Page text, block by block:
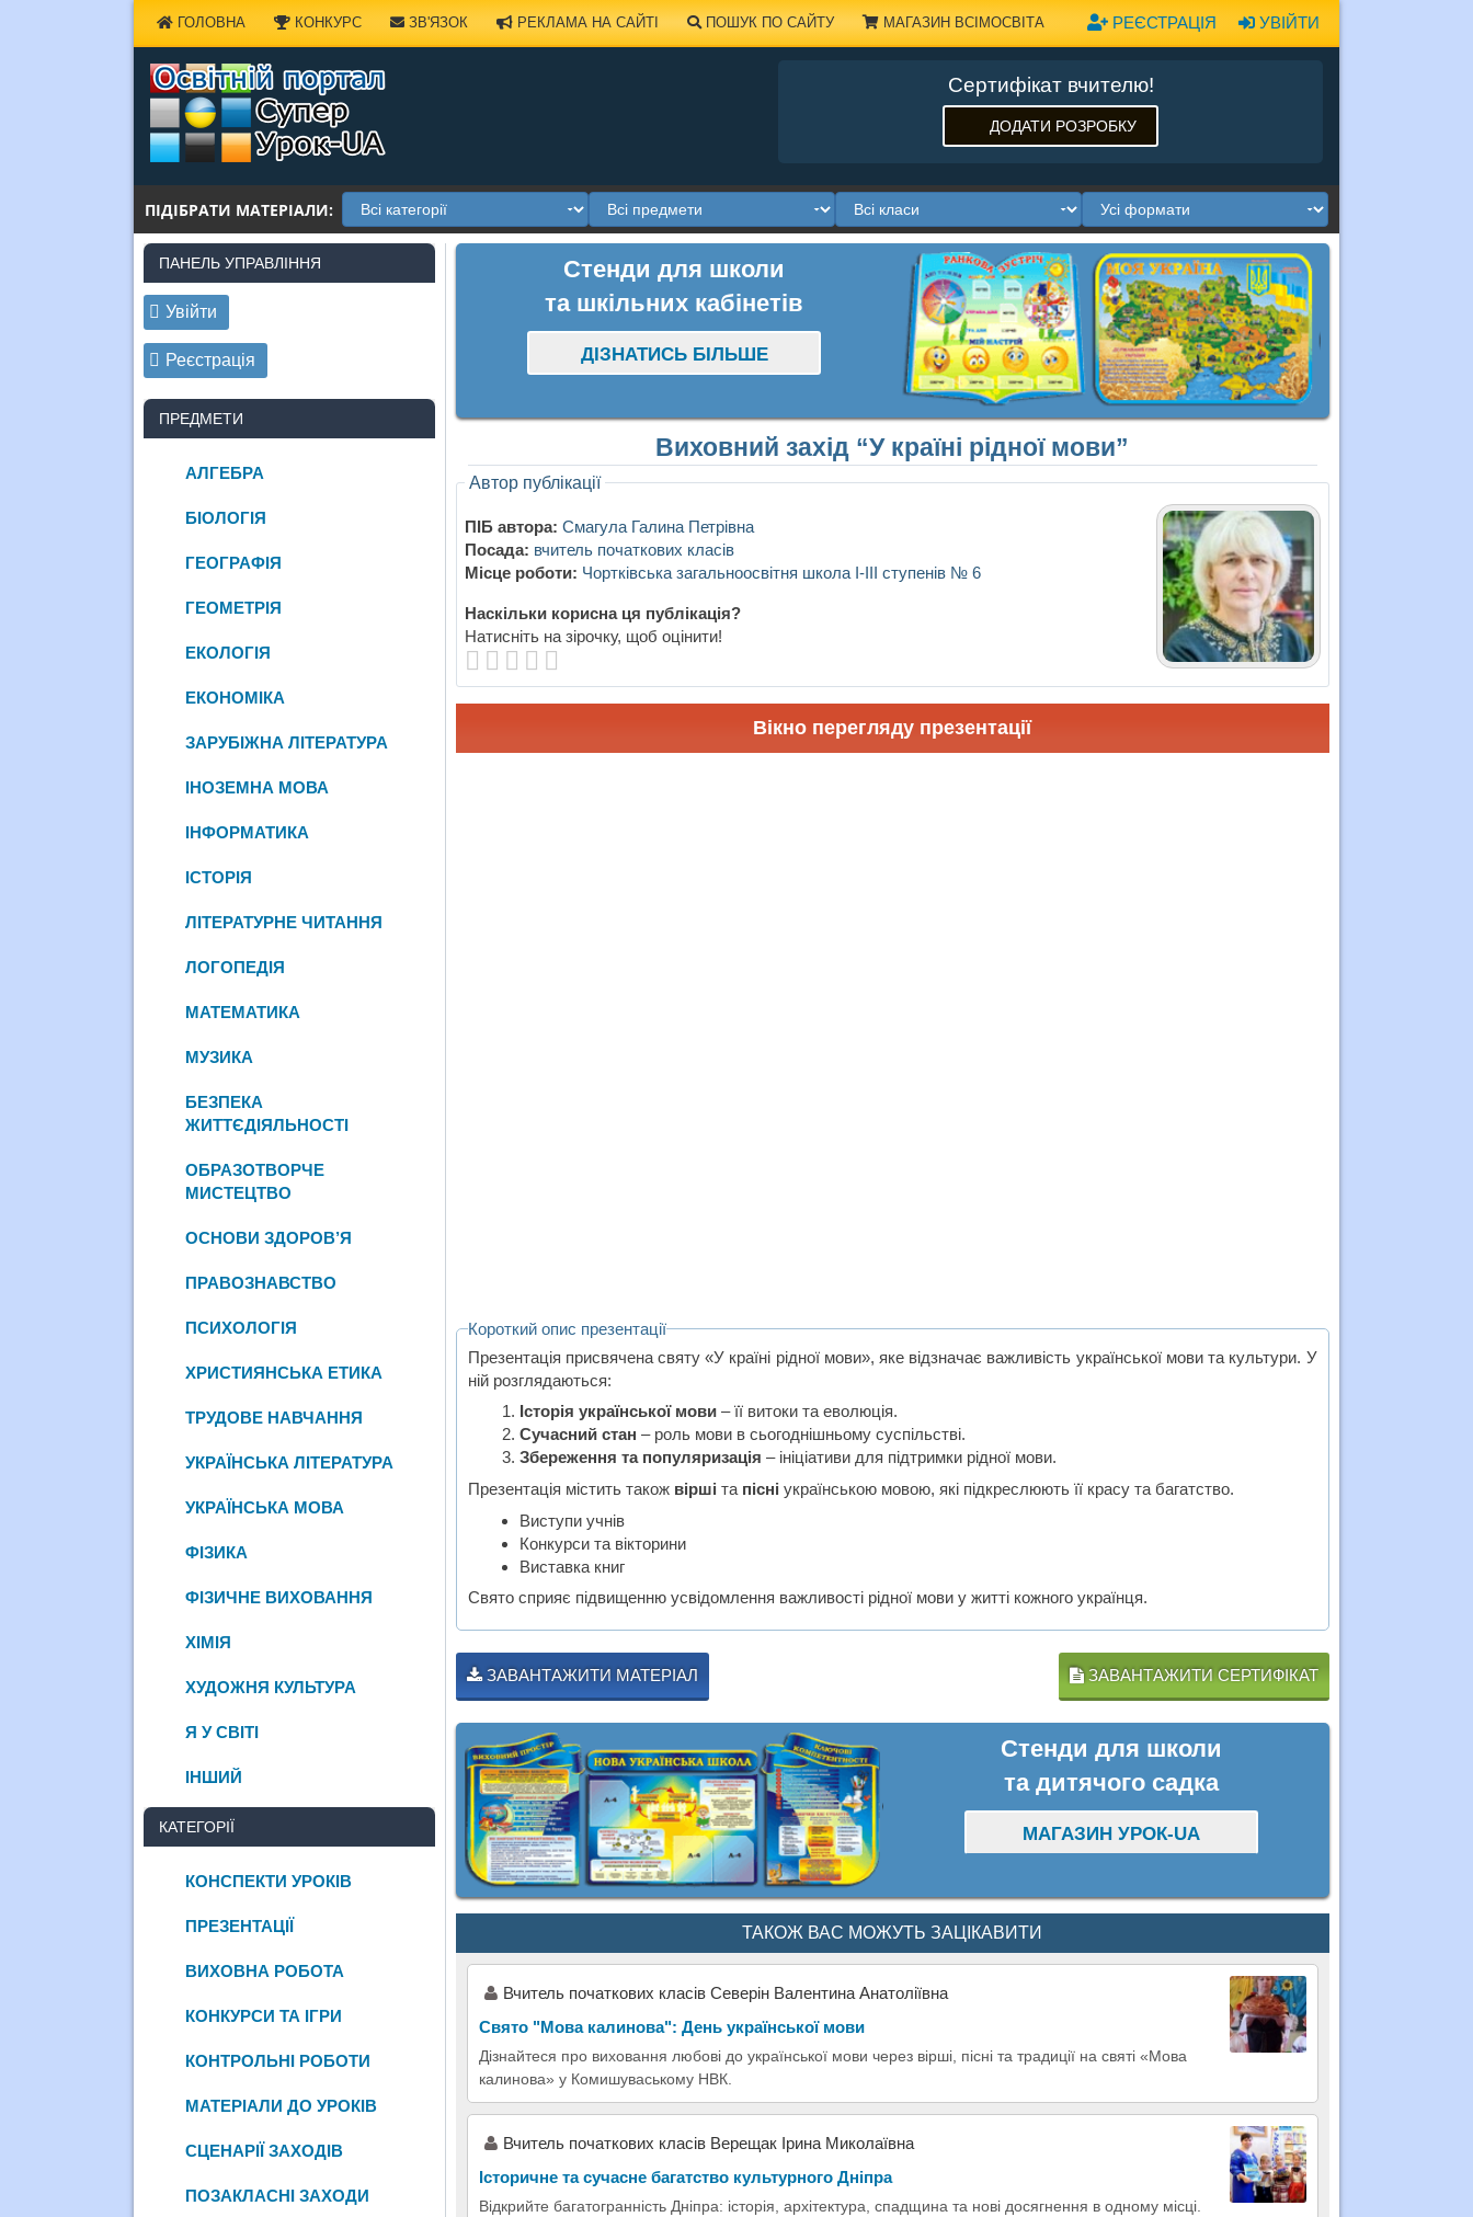
УВІЙТИ
РЕЄСТРАЦІЯ
ГОЛОВНА КОНКУРС ЗВ'ЯЗОК РЕКЛАМА НА САЙТІ ПОШУК ПО САЙТУ МАГАЗИН ВСІМОСВІТА
Сертифікат вчителю!
ДОДАТИ РОЗРОБКУ
ПІДІБРАТИ МАТЕРІАЛИ:
Стенди для школи
та шкільних кабінетів
ДІЗНАТИСЬ БІЛЬШЕ
Виховний захід “У країні рідної мови”
Автор публікації
ПІБ автора: Смагула Галина Петрівна
Посада: вчитель початкових класів
Місце роботи: Чортківська загальноосвітня школа І-ІІІ ступенів № 6
Наскільки корисна ця публікація?
Натисніть на зірочку, щоб оцінити!
Вікно перегляду презентації
Короткий опис презентації
Презентація присвячена святу «У країні рідної мови», яке відзначає важливість української мови та культури. У
ній розглядаються:
Історія української мови – її витоки та еволюція.
Сучасний стан – роль мови в сьогоднішньому суспільстві.
Збереження та популяризація – ініціативи для підтримки рідної мови.
Презентація містить також вірші та пісні українською мовою, які підкреслюють її красу та багатство.
Виступи учнів
Конкурси та вікторини
Виставка книг
Свято сприяє підвищенню усвідомлення важливості рідної мови у житті кожного українця.
ЗАВАНТАЖИТИ МАТЕРІАЛ ЗАВАНТАЖИТИ СЕРТИФІКАТ
Стенди для школи
та дитячого садка
МАГАЗИН УРОК-UA
ТАКОЖ ВАС МОЖУТЬ ЗАЦІКАВИТИ
Вчитель початкових класів Северін Валентина Анатоліївна
Свято "Мова калинова": День української мови
Дізнайтеся про виховання любові до української мови через вірші, пісні та традиції на святі «Мова
калинова» у Комишуваському НВК.
Вчитель початкових класів Верещак Ірина Миколаївна
Історичне та сучасне багатство культурного Дніпра
Відкрийте багатогранність Дніпра: історія, архітектура, спадщина та нові досягнення в одному місці.
ПАНЕЛЬ УПРАВЛІННЯ
Увійти
Реєстрація
ПРЕДМЕТИ
АЛГЕБРА
БІОЛОГІЯ
ГЕОГРАФІЯ
ГЕОМЕТРІЯ
ЕКОЛОГІЯ
ЕКОНОМІКА
ЗАРУБІЖНА ЛІТЕРАТУРА
ІНОЗЕМНА МОВА
ІНФОРМАТИКА
ІСТОРІЯ
ЛІТЕРАТУРНЕ ЧИТАННЯ
ЛОГОПЕДІЯ
МАТЕМАТИКА
МУЗИКА
БЕЗПЕКА
ЖИТТЄДІЯЛЬНОСТІ
ОБРАЗОТВОРЧЕ
МИСТЕЦТВО
ОСНОВИ ЗДОРОВ’Я
ПРАВОЗНАВСТВО
ПСИХОЛОГІЯ
ХРИСТИЯНСЬКА ЕТИКА
ТРУДОВЕ НАВЧАННЯ
УКРАЇНСЬКА ЛІТЕРАТУРА
УКРАЇНСЬКА МОВА
ФІЗИКА
ФІЗИЧНЕ ВИХОВАННЯ
ХІМІЯ
ХУДОЖНЯ КУЛЬТУРА
Я У СВІТІ
ІНШИЙ
КАТЕГОРІЇ
КОНСПЕКТИ УРОКІВ
ПРЕЗЕНТАЦІЇ
ВИХОВНА РОБОТА
КОНКУРСИ ТА ІГРИ
КОНТРОЛЬНІ РОБОТИ
МАТЕРІАЛИ ДО УРОКІВ
СЦЕНАРІЇ ЗАХОДІВ
ПОЗАКЛАСНІ ЗАХОДИ